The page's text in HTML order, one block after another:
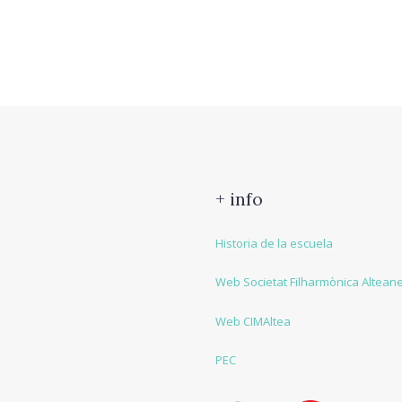
+ info
Historia de la escuela
Web Societat Filharmònica
Web CIMAltea
PEC